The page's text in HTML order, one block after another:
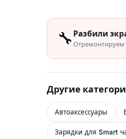
🔧 Разбили
Отремонтируем
Другие
Автоаксессуары
Зарядки для Smart